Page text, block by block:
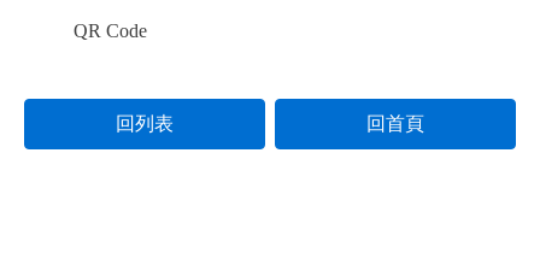
QR Code
回列表 回首頁